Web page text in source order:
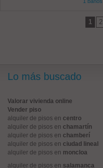
1 2
Lo más buscado
Valorar vivienda online
Vender piso
alquiler de pisos en centro
alquiler de pisos en chamartín
alquiler de pisos en chamberí
alquiler de pisos en ciudad lineal
alquiler de pisos en moncloa
alquiler de pisos en salamanca